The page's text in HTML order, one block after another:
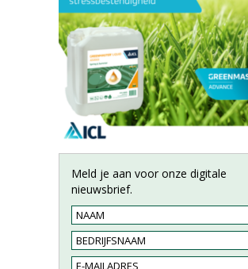
Meld je aan voor onze digitale
nieuwsbrief.